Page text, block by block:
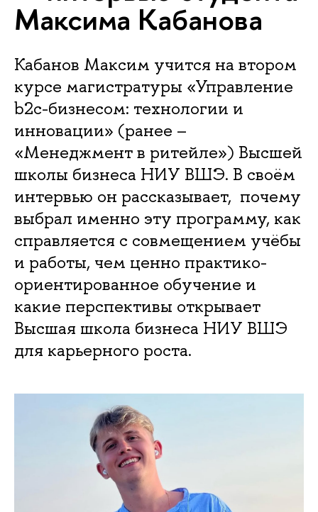
Максима Кабанова
Кабанов Максим учится на втором
курсе магистратуры «Управление
b2c-бизнесом: технологии и
инновации» (ранее –
«Менеджмент в ритейле») Высшей
школы бизнеса НИУ ВШЭ. В своём
интервью он рассказывает, почему
выбрал именно эту программу, как
справляется с совмещением учёбы
и работы, чем ценно практико-
ориентированное обучение и
какие перспективы открывает
Высшая школа бизнеса НИУ ВШЭ
для карьерного роста.